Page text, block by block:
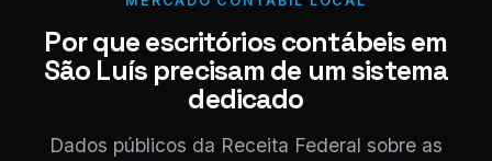
NF_São
Por que escritórios contábeis em
São Luís precisam de um sistema
dedicado
Dados públicos da Receita Federal sobre as